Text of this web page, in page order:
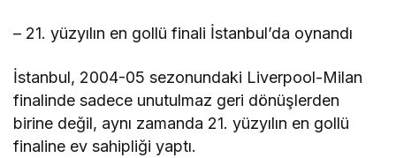
– 21. yüzyılın en gollü finali İstanbul’da oynandı
İstanbul, 2004-05 sezonundaki Liverpool-Milan
finalinde sadece unutulmaz geri dönüşlerden
birine değil, aynı zamanda 21. yüzyılın en gollü
finaline ev sahipliği yaptı.